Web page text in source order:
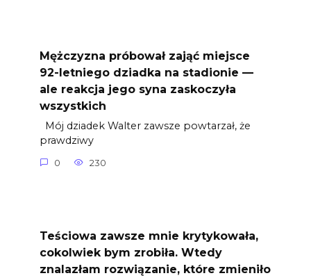
Mężczyzna próbował zająć miejsce
92-letniego dziadka na stadionie —
ale reakcja jego syna zaskoczyła
wszystkich
Mój dziadek Walter zawsze powtarzał, że
prawdziwy
0 230
Teściowa zawsze mnie krytykowała,
cokolwiek bym zrobiła. Wtedy
znalazłam rozwiązanie, które zmieniło